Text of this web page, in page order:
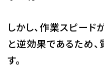
しかし、作業スピー
と逆効果であるため
す。